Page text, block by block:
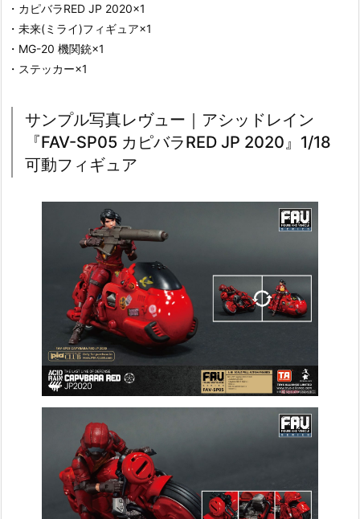
・カピバラRED JP 2020×1
・未来(ミライ)フィギュア×1
・MG-20 機関銃×1
・ステッカー×1
サンプル写真レヴュー｜アシッドレイン
『FAV-SP05 カピバラRED JP 2020』1/18
可動フィギュア